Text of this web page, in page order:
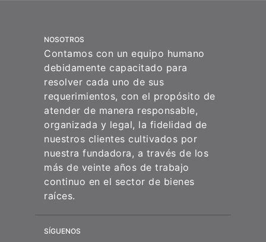
NOSOTROS
Contamos con un equipo humano
debidamente capacitado para
resolver cada uno de sus
requerimientos, con el propósito de
atender de manera responsable,
organizada y legal, la fidelidad de
nuestros clientes cultivados por
nuestra fundadora, a través de los
más de veinte años de trabajo
continuo en el sector de bienes
raíces.
SÍGUENOS